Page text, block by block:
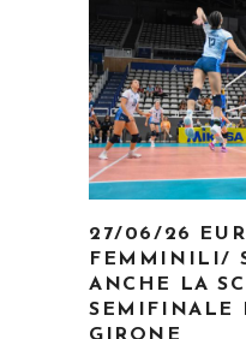
27/06/26
FEMMINILI/
ANCHE LA
SEMIFINALE